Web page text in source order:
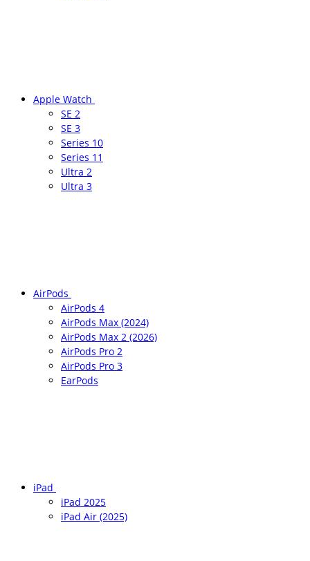
Apple Watch
SE 2
SE 3
Series 10
Series 11
Ultra 2
Ultra 3
AirPods
AirPods 4
AirPods Max (2024)
AirPods Max 2 (2026)
AirPods Pro 2
AirPods Pro 3
EarPods
iPad
iPad 2025
iPad Air (2025)